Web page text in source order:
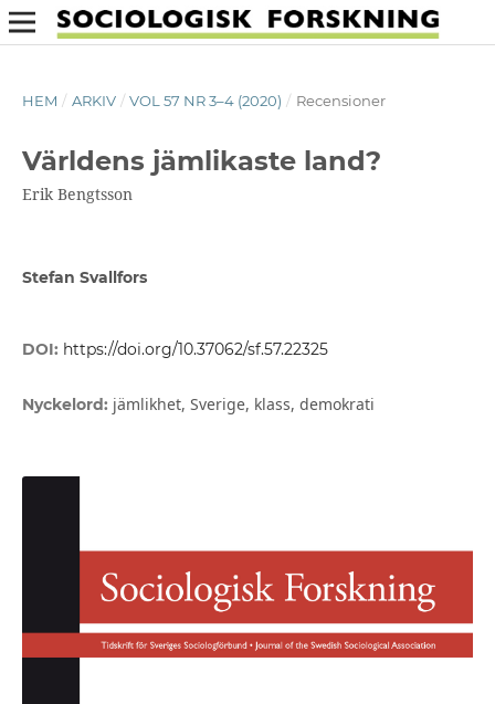
HEM / ARKIV / VOL 57 NR 3–4 (2020) / Recensioner
Världens jämlikaste land?
Erik Bengtsson
Stefan Svallfors
DOI: https://doi.org/10.37062/sf.57.22325
Nyckelord: jämlikhet, Sverige, klass, demokrati